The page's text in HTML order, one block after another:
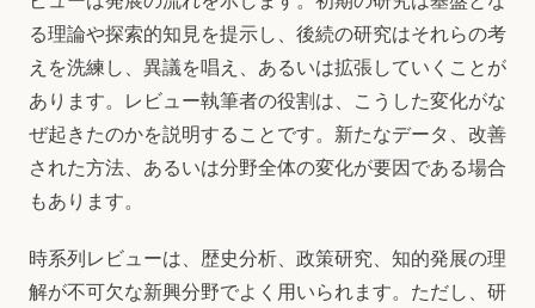
る理論や探索的知見を提示し、後続の研究はそれらの考
えを洗練し、異議を唱え、あるいは拡張していくことが
あります。レビュー執筆者の役割は、こうした変化がな
ぜ起きたのかを説明することです。新たなデータ、改善
された方法、あるいは分野全体の変化が要因である場合
もあります。
時系列レビューは、歴史分析、政策研究、知的発展の理
解が不可欠な新興分野でよく用いられます。ただし、研